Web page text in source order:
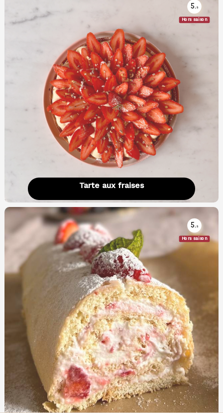
Tarte aux fraises
5.5
Hors saison
Roulé aux fraises
5.5
Hors saison